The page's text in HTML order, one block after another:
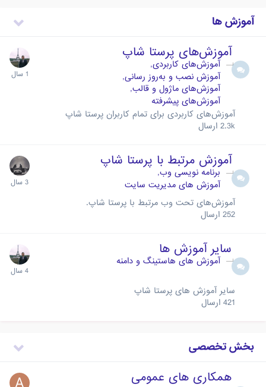
آموزش ها
آموزش‌های پرستا شاپ
آموزش‌های کاربردی
آموزش نصب و به‌روز رسانی
آموزش‌های ماژول و قالب
آموزش‌های پیشرفته
آموزش‌های کاربردی برای تمام کاربران پرستا شاپ
2.3k ارسال
آموزش مرتبط با پرستا شاپ
برنامه نویسی وب
آموزش های مدیریت سایت
آموزش‌های تحت وب مرتبط با پرستا شاپ.
252 ارسال
سایر آموزش ها
آموزش های هاستینگ و دامنه
سایر آموزش های پرستا شاپ
421 ارسال
بخش تخصصی
همکاری های عمومی